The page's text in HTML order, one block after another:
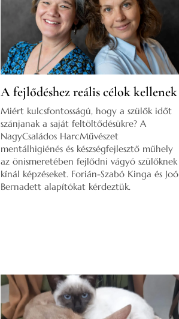
A fejlődéshez reális célok kellenek
Miért kulcsfontosságú, hogy a szülők időt
szánjanak a saját feltöltődésükre? A
NagyCsaládos HarcMűvészet
mentálhigiénés és készségfejlesztő műhely
az önismeretében fejlődni vágyó szülőknek
kínál képzéseket. Forián-Szabó Kinga és Joó
Bernadett alapítókat kérdeztük.